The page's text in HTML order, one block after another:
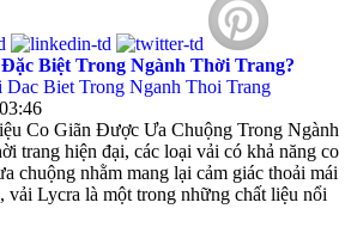
Biệt Trong Ngành Thời Trang?
Co Giãn Được Ưa Chuộng Trong Ngành
trang hiện đại, các loại vải có khả năng co
chuộng nhằm mang lại cảm giác thoải mái
vải Lycra là một trong những chất liệu nổi